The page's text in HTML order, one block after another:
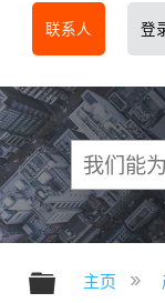
联系人 登
扩展/
主页